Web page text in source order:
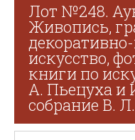
Лот №248.
Живопись,
искусство,
книги по
А. Пьецуха и
собрание В.